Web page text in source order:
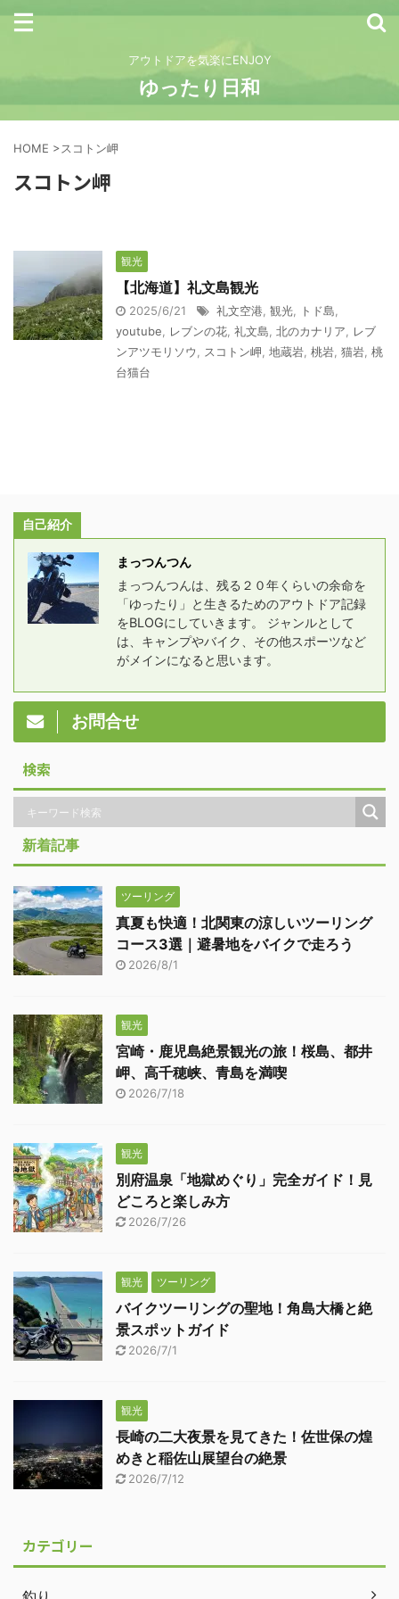
アウトドアを気楽にENJOY
ゆったり日和
HOME >スコトン岬
スコトン岬
観光
【北海道】礼文島観光
2025/6/21 礼文空港 観光 トド島
youtube
レブンの花 礼文島 北のカナリア
レブ
ンアツモリソウ
スコトン岬 地蔵岩 桃岩 猫岩 桃
台猫台
自己紹介
まっつんつん
まっつんつんは、残る２０年くらいの余命を
「ゆったり」と生きるためのアウトドア記録
をBLOGにしていきます。 ジャンルとして
は、キャンプやバイク、その他スポーツなど
がメインになると思います。
お問合せ
検索
新着記事
ツーリング
真夏も快適！北関東の涼しいツーリング
コース3選｜避暑地をバイクで走ろう
2026/8/1
観光
宮崎・鹿児島絶景観光の旅！桜島、都井
岬、高千穂峡、青島を満喫
2026/7/18
観光
別府温泉「地獄めぐり」完全ガイド！見
どころと楽しみ方
2026/7/26
観光 ツーリング
バイクツーリングの聖地！角島大橋と絶
景スポットガイド
2026/7/1
観光
長崎の二大夜景を見てきた！佐世保の煌
めきと稲佐山展望台の絶景
2026/7/12
カテゴリー